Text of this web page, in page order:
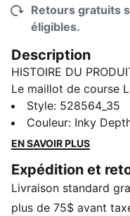
Retours gratuits
éligibles.
Description
HISTOIRE DU
Le maillot de course
ultra-léger, avec des
perforations ciblées
Conçu pour évacuer
concentrer sur votre
équipement.
CARACTÉRISTIQUES
Style: 528564_35
Couleur: Inky
EN SAVOIR PLUS
Expédition et
Livraison standard
plus de 75$ avant